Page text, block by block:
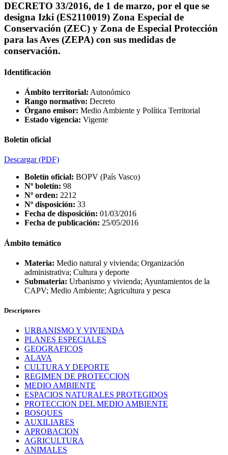
DECRETO 33/2016, de 1 de marzo, por el que se
designa Izki (ES2110019) Zona Especial de
Conservación (ZEC) y Zona de Especial Protección
para las Aves (ZEPA) con sus medidas de
conservación.
Identificación
Ámbito territorial: Autonómico
Rango normativo: Decreto
Órgano emisor: Medio Ambiente y Política Territorial
Estado vigencia: Vigente
Boletín oficial
Descargar(PDF)
Boletín oficial: BOPV (País Vasco)
Nº boletín: 98
Nº orden: 2212
Nº disposición: 33
Fecha de disposición: 01/03/2016
Fecha de publicación: 25/05/2016
Ámbito temático
Materia: Medio natural y vivienda; Organización
administrativa; Cultura y deporte
Submateria: Urbanismo y vivienda; Ayuntamientos de la
CAPV; Medio Ambiente; Agricultura y pesca
Descriptores
URBANISMO Y VIVIENDA
PLANES ESPECIALES
GEOGRAFICOS
ALAVA
CULTURA Y DEPORTE
REGIMEN DE PROTECCION
MEDIO AMBIENTE
ESPACIOS NATURALES PROTEGIDOS
PROTECCION DEL MEDIO AMBIENTE
BOSQUES
AUXILIARES
APROBACION
AGRICULTURA
ANIMALES